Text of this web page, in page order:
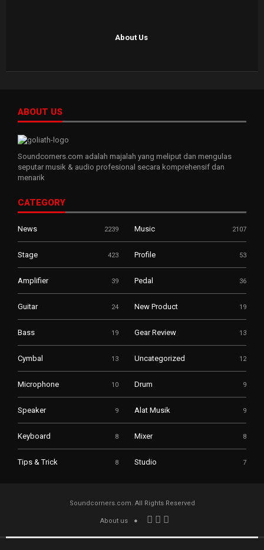
About Us
ABOUT US
Soundcorners.com adalah majalah yang meliput dan mengulas
seputar musik & audio profesional secara komprehensif dan
menarik
CATEGORY
News 2239 Music 2107
Stage 423 Profile 53
Amplifier 39 Pedal 36
Guitar 24 New Product 19
Bass 19 Gear Review 13
Cymbal 13 Uncategorized 12
Microphone 10 Drum 9
Speaker 9 Alat Musik 9
Keyboard 8 Mixer 8
Tips & Trick 8 Studio 7
Soundcorners.com. All Rights Reserved
About us